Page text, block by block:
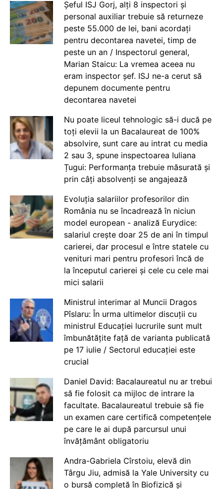
Șeful ISJ Gorj, alți 8 inspectori și
personal auxiliar trebuie să returneze
peste 55.000 de lei, bani acordați
pentru decontarea navetei, timp de
peste un an / Inspectorul general,
Marian Staicu: La vremea aceea nu
eram inspector șef. ISJ ne-a cerut să
depunem documente pentru
decontarea navetei
Nu poate liceul tehnologic să-i ducă pe
toți elevii la un Bacalaureat de 100%
absolvire, sunt care au intrat cu media
2 sau 3, spune inspectoarea Iuliana
Țugui: Performanța trebuie măsurată și
prin câți absolvenți se angajează
Evoluția salariilor profesorilor din
România nu se încadrează în niciun
model european - analiză Eurydice:
salariul crește doar 25 de ani în timpul
carierei, dar procesul e între statele cu
venituri mari pentru profesori încă de
la începutul carierei și cele cu cele mai
mici salarii
Ministrul interimar al Muncii Dragos
Pîslaru: În urma ultimelor discuții cu
ministrul Educației lucrurile sunt mult
îmbunătățite față de varianta publicată
pe 17 iulie / Sectorul educației este
crucial
Daniel David: Bacalaureatul nu ar trebui
să fie folosit ca mijloc de intrare la
facultate. Bacalaureatul trebuie să fie
un examen care certifică competențele
pe care le ai după parcursul unui
învățământ obligatoriu
Andra-Gabriela Cîrstoiu, elevă din
Târgu Jiu, admisă la Yale University cu
o bursă completă în Biofizică și